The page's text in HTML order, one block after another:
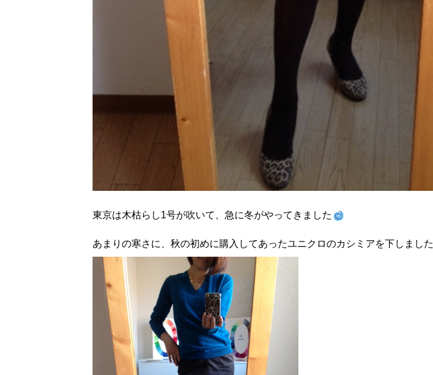
東京は木枯らし1号が吹いて、急に冬がやってきました
あまりの寒さに、秋の初めに購入してあったユニクロのカシミアを下しました